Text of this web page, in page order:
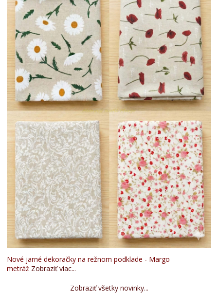
Nové jarné dekoračky na režnom podklade - Margo
metráž Zobraziť viac...
Zobraziť všetky novinky...